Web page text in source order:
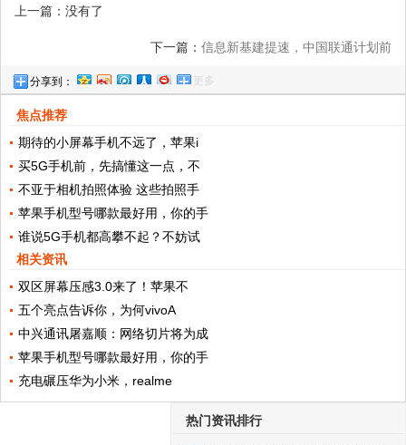
上一篇：没有了
下一篇： 信息新基建提速，中国联通计划前
分享到： 更多
焦点推荐
期待的小屏幕手机不远了，苹果i
买5G手机前，先搞懂这一点，不
不亚于相机拍照体验 这些拍照手
苹果手机型号哪款最好用，你的手
谁说5G手机都高攀不起？不妨试
相关资讯
双区屏幕压感3.0来了！苹果不
五个亮点告诉你，为何vivoA
中兴通讯屠嘉顺：网络切片将为成
苹果手机型号哪款最好用，你的手
充电碾压华为小米，realme
热门资讯排行